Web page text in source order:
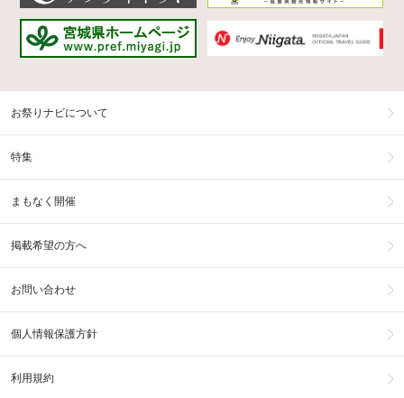
お祭りナビについて
特集
まもなく開催
掲載希望の方へ
お問い合わせ
個人情報保護方針
利用規約